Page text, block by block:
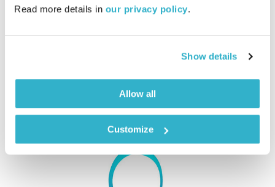
Read more details in our privacy policy.
Show details
Allow all
Customize
ד"ר רות קלדרון ודליק ווליניץ פותחים שבוע חדש, פוסט בחירות ורגע